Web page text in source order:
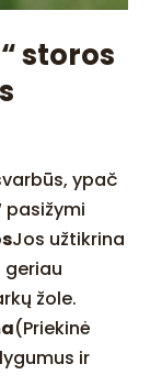
storos
ypač
pasižymi
Jos užtikrina
žole.
(Priekinė
ir